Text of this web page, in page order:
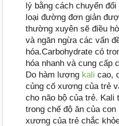
lý bằng cách chuyển
loại đường đơn giản
thường xuyên sẽ điều
và ngăn ngừa các vấn
hóa.Carbohydrate có
hóa nhanh và cung cấp
Do hàm lượng kali cao,
củng cố xương của trẻ
cho não bộ của trẻ. Kali
trong chế độ ăn của
xương của trẻ chắc